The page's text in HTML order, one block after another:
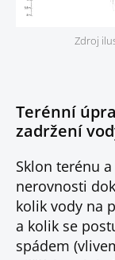
Zdroj
Terénní
zadržení
Sklon terénu
nerovnosti
kolik vody na
a kolik se
spádem